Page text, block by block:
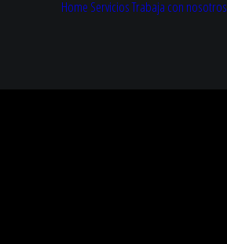
Home ServiciosTrabaja con nosotros